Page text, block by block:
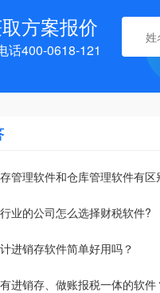
方案报价
话400-0618-121
管理软件和仓库管理软件有区
业的公司怎么选择财税软件?
进销存软件简单好用吗？
进销存、做账报税一体的软件